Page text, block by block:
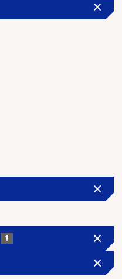
1